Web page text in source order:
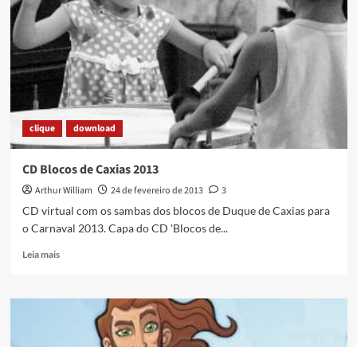
clique download
CD Blocos de Caxias 2013
Arthur William 24 de fevereiro de 2013
3
CD virtual com os sambas dos blocos de Duque de Caxias para
o Carnaval 2013. Capa do CD 'Blocos de...
Leia maisRead
CD